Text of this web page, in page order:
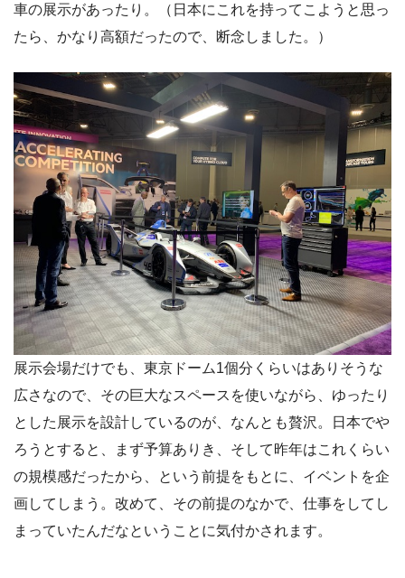
車の展示があったり。（日本にこれを持ってこようと思っ
たら、かなり高額だったので、断念しました。）
展示会場だけでも、東京ドーム1個分くらいはありそうな
広さなので、その巨大なスペースを使いながら、ゆったり
とした展示を設計しているのが、なんとも贅沢。日本でや
ろうとすると、まず予算ありき、そして昨年はこれくらい
の規模感だったから、という前提をもとに、イベントを企
画してしまう。改めて、その前提のなかで、仕事をしてし
まっていたんだなということに気付かされます。